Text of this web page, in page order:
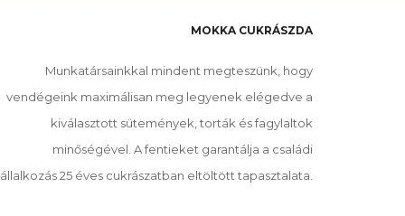
MOKKA CUKRÁSZDA
Munkatársainkkal mindent megteszünk, hogy
vendégeink maximálisan meg legyenek elégedve a
kiválasztott sütemények, torták és fagylaltok
minőségével. A fentieket garantálja a családi
25 éves cukrászatban eltöltött tapasztalata.